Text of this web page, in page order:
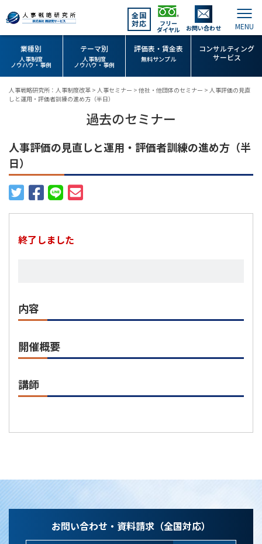
全国
対応
フリー
ダイヤル お問い合わせ
業種別
人事制度
ノウハウ・事例
テーマ別
人事制度
ノウハウ・事例
評価表・賃金表
無料サンプル
コンサルティング
サービス
人事戦略研究所：人事制度改革 > 人事セミナー > 他社・他団体のセミナー > 人事評価の見直
しと運用・評価者訓練の進め方（半日）
過去のセミナー
人事評価の見直しと運用・評価者訓練の進め方（半
日）
終了しました
内容
開催概要
講師
お問い合わせ・資料請求（全国対応）